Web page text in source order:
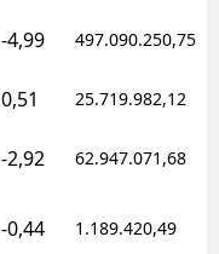
-4,99 497.090.250,75
0,51 25.719.982,12
-2,92 62.947.071,68
-0,44 1.189.420,49